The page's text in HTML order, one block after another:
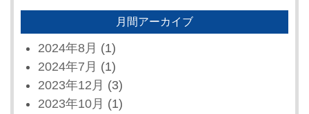
月間アーカイブ
2024年8月 (1)
2024年7月 (1)
2023年12月 (3)
2023年10月 (1)